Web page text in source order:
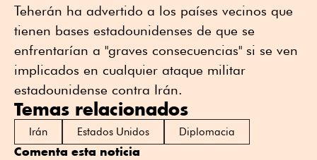
Teherán ha advertido a los países vecinos que
tienen bases estadounidenses de que se
enfrentarían a "graves consecuencias" si se ven
implicados en cualquier ataque militar
estadounidense contra Irán.
Temas relacionados
Irán Estados Unidos Diplomacia
Comenta esta noticia